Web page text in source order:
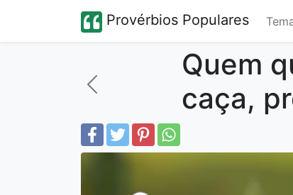
Provérbios Populares
Quem
caça,